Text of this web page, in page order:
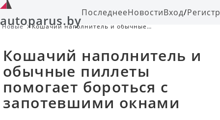
autoparus.byПоследнееНовостиВход/
Новые
Кошачий наполнитель и обычные
Кошачий наполнитель и
обычные пиллеты
помогает бороться с
запотевшими окнами